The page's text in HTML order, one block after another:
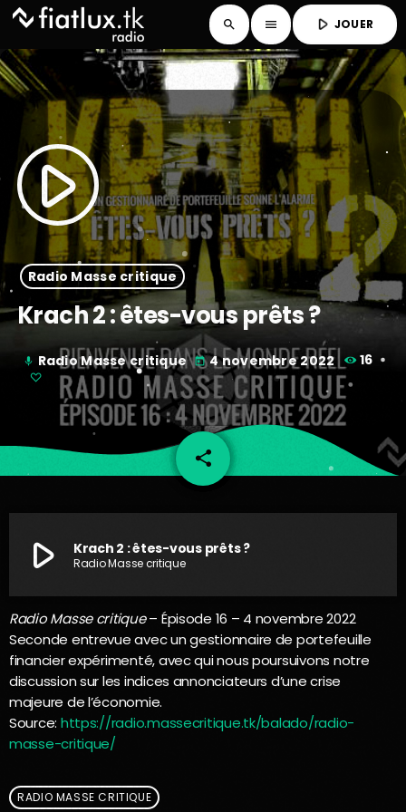
search menu play_arrow JOUER
play_arrow
Radio Masse critique
Krach 2 : êtes-vous prêts ?
mic Radio Masse critique today 4 novembre 2022 16
share
email
play_arrow Krach 2 : êtes-vous prêts ?
Radio Masse critique
Radio Masse critique– Épisode 16 – 4 novembre 2022
Seconde entrevue avec un gestionnaire de portefeuille
financier expérimenté, avec qui nous poursuivons notre
discussion sur les indices annonciateurs d’une crise
majeure de l’économie.
Source: https://radio.massecritique.tk/balado/radio-
masse-critique/
RADIO MASSE CRITIQUE